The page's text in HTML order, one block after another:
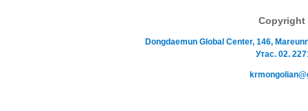
Copyright
Dongdaemun Global Center, 146,
Утас. 02.